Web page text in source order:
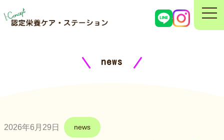
news
2026年6月29日 news